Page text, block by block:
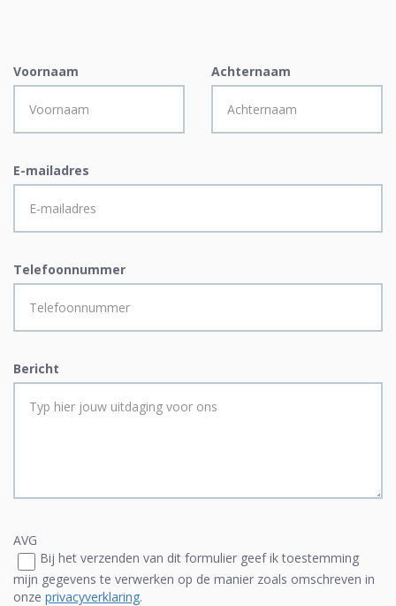
Voornaam Achternaam
E-mailadres
Telefoonnummer
Bericht
AVG
Bij het verzenden van dit formulier geef ik toestemming
mijn gegevens te verwerken op de manier zoals omschreven in
onze privacyverklaring.